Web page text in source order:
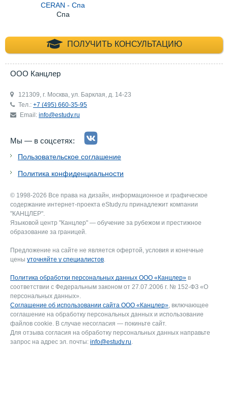
CERAN - Спа
Спа
ПОЛУЧИТЬ КОНСУЛЬТАЦИЮ
+7 (495) 660-35-
ООО Канцлер
121309, г. Москва, ул. Барклая, д. 14-23
Тел.: +7 (495) 660-35-95
Email: info@estudy.ru
Мы — в соцсетях:
Пользовательское соглашение
Политика конфиденциальности
© 1998-2026 Все права на дизайн, информационное и графическое
содержание интернет-проекта eStudy.ru принадлежит компании
"КАНЦЛЕР".
Языковой центр "Канцлер" — обучение за рубежом и престижное
образование за границей.
Предложение на сайте не является офертой, условия и конечные
цены уточняйте у специалистов.
Политика обработки персональных данных ООО «Канцлер» в
соответствии с Федеральным законом от 27.07.2006 г. № 152-ФЗ «О
персональных данных».
Соглашение об использовании сайта ООО «Канцлер», включающее
соглашение на обработку персональных данных и использование
файлов cookie. В случае несогласия — покиньте сайт.
Для отзыва согласия на обработку персональных данных направьте
запрос на адрес эл. почты: info@estudy.ru.